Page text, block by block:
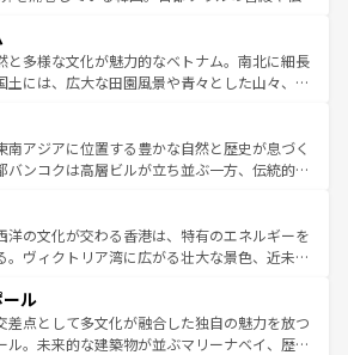
い。
と評判のスイーツなど、バラエティ豊かな料理
が味わえる。 なお、新着の台湾情報は コンテンツ一覧を参
い。
足を延ばせば四季折々の自然美を楽しむことが
して、キムチや焼肉、絶品のストリートフード
ざまな韓国料理が待っている。夜には、韓国な
まれながら、韓国の多彩な魅力を心ゆくまで味
わってみてほしい。 なお、新着の韓国情報はコンテンツ一
てほしい。
と多様な文化が魅力的なベトナム。南北に細長
土には、広大な田園風景や青々とした山々、世
と共に伝統が息づく。ハノイの古い町並みやホ
のフランス統治時代の建物も、独特の雰囲気を
いる。また、バラエティの豊かさとおいしさで
ーやバインミー、ベトナムコーヒーなどは、ぜ
わいたい。どの地域を訪れてもあたたかい人々
迎えてくれるので、きっと忘れられない旅にな
い。
南アジアに位置する豊かな自然と歴史が息づく
バンコクは高層ビルが立ち並ぶ一方、伝統的な
差している。北部ではチェンマイなどの山岳地
触れ合い、南部ではプーケットやクラビの美し
リゾート気分を楽しむことができる。タイ料理
候は一年中温暖で、どの季節にも異なる楽しみ
る。親しみやすいタイの人々、仏教を中心とし
して多様な観光資源が、訪れる旅人を魅了し続
洋の文化が交わる香港は、特有のエネルギーを
。ヴィクトリア湾に広がる壮大な景色、近未来
訪れても感動するはず。観光スポットが密集し
率よく見どころを回れるのも魅力。息をのむよ
ら文化的な体験まで、香港を存分に楽しみ尽く
ル
差点として多文化が融合した独自の魅力を放つ
ル。未来的な建築物が並ぶマリーナベイ、歴史